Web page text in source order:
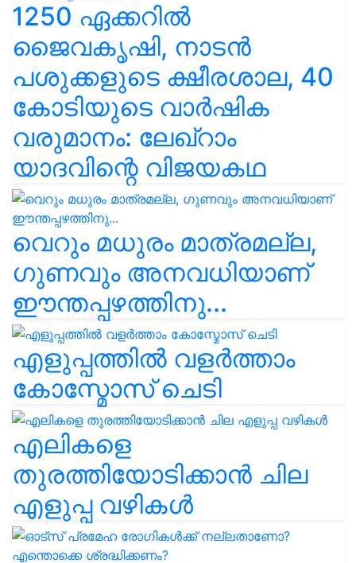
1250 ഏക്കറിൽ
ജൈവകൃഷി, നാടൻ
പശുക്കളുടെ ക്ഷീരശാല, 40
കോടിയുടെ വാർഷിക
വരുമാനം: ലേഖ്‌റാം
യാദവിന്റെ വിജയകഥ
വെറും മധുരം മാത്രമല്ല,
ഗുണവും അനവധിയാണ്
ഈന്തപ്പഴത്തിനു...
എളുപ്പത്തിൽ വളർത്താം
കോസ്മോസ് ചെടി
എലികളെ
തുരത്തിയോടിക്കാൻ ചില
എളുപ്പ വഴികൾ